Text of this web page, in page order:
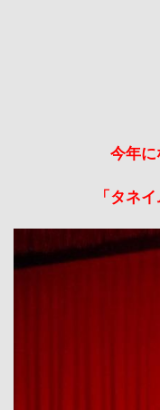
今年に
「タネ